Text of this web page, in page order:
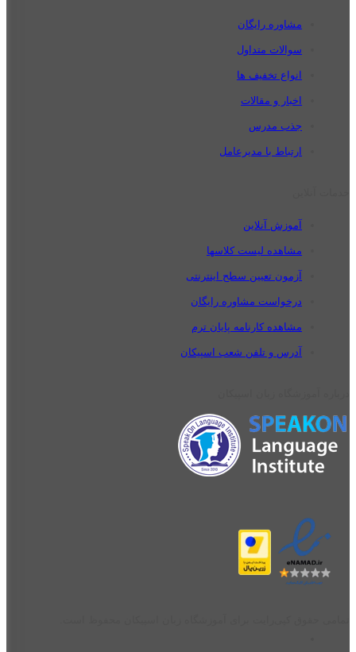
مشاوره رایگان
سوالات متداول
انواع تخفیف ها
اخبار و مقالات
جذب مدرس
ارتباط با مدیرعامل
آموزش آنلاین
مشاهده لیست کلاسها
آزمون تعیین سطح اینترنتی
درخواست مشاوره رایگان
مشاهده کارنامه پایان ترم
آدرس و تلفن شعب اسپیکان